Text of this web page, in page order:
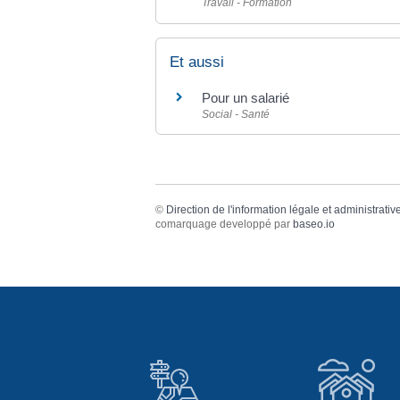
Travail - Formation
Et aussi
Pour un salarié
Social - Santé
© Direction de l'information légale et
comarquage developpé parbaseo.io